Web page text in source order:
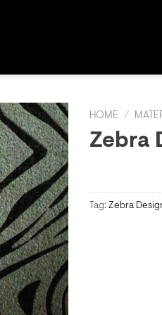
HOME /
Zebra
Tag: Zebra